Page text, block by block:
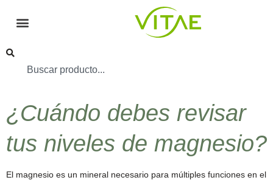
¿Cuándo debes revisar
tus niveles de magnesio?
El magnesio es un mineral necesario para múltiples funciones en el